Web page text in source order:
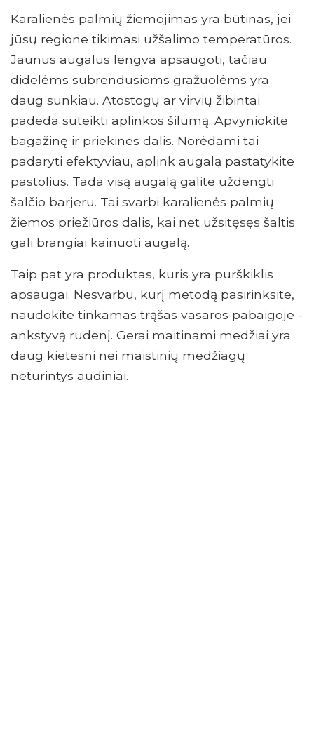
Karalienės palmių žiemojimas yra būtinas, jei
jūsų regione tikimasi užšalimo temperatūros.
Jaunus augalus lengva apsaugoti, tačiau
didelėms subrendusioms gražuolėms yra
daug sunkiau. Atostogų ar virvių žibintai
padeda suteikti aplinkos šilumą. Apvyniokite
bagažinę ir priekines dalis. Norėdami tai
padaryti efektyviau, aplink augalą pastatykite
pastolius. Tada visą augalą galite uždengti
šalčio barjeru. Tai svarbi karalienės palmių
žiemos priežiūros dalis, kai net užsitęsęs šaltis
gali brangiai kainuoti augalą.
Taip pat yra produktas, kuris yra purškiklis
apsaugai. Nesvarbu, kurį metodą pasirinksite,
naudokite tinkamas trąšas vasaros pabaigoje -
ankstyvą rudenį. Gerai maitinami medžiai yra
daug kietesni nei maistinių medžiagų
neturintys audiniai.